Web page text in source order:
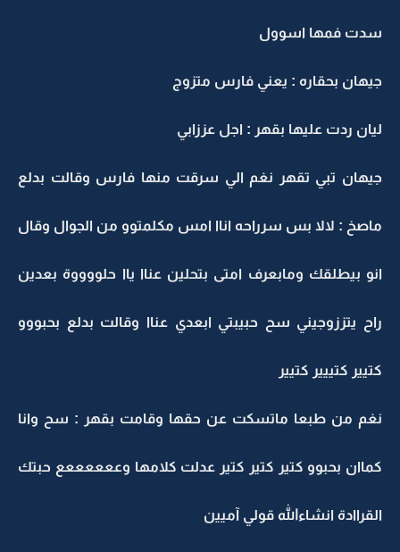
سدت فمها اسوول
جيهان بحقاره : يعني فارس متزوج
ليان ردت عليها بقهر : اجل عززابي
جيهان تبي تقهر نغم الي سرقت منها فارس وقالت بدلع
ماصخ : لالا بس سرراحه اناا امس مكلمتوو من الجوال وقال
انو بيطلقك ومابعرف امتى بتحلين عناا ياا حلووووة بعدين
راح يتززوجيني سح حبيبتي ابعدي عناا وقالت بدلع بحبووو
كتيير كتييير كتيير
نغم من طبعا ماتسكت عن حقها وقامت بقهر : سح وانا
كماان بحبوو كتير كتير كتير عدلت كلامها وععععععع حبتك
القراادة انشاءالله قولي آميين